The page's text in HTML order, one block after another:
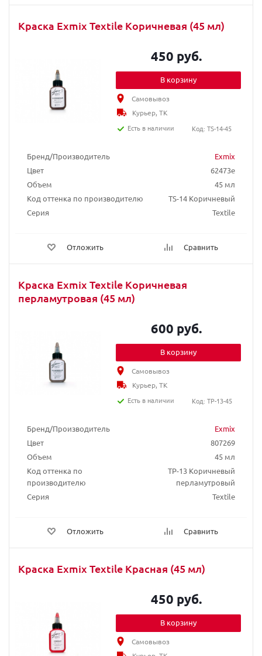
Краска Exmix Textile Коричневая (45 мл)
Бренд/Производитель
Exmix
Цвет
62473e
Объем
45 мл
Код оттенка по производителю
TS-14 Коричневый
Серия
Textile
Отложить Сравнить
450 руб.
В корзину
Самовывоз
Курьер, ТК
Есть в наличии
Код: TS-14-45
Краска Exmix Textile Коричневая
перламутровая (45 мл)
Бренд/Производитель
Exmix
Цвет
807269
Объем
45 мл
Код оттенка по
производителю
TP-13 Коричневый
перламутровый
Серия
Textile
Отложить Сравнить
600 руб.
В корзину
Самовывоз
Курьер, ТК
Есть в наличии
Код: TP-13-45
Краска Exmix Textile Красная (45 мл)
450 руб.
В корзину
Самовывоз